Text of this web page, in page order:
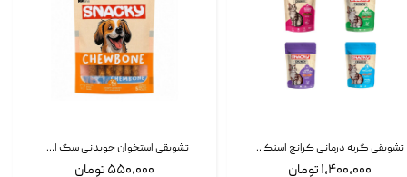
تشویقی استخوان جویدنی سگ اسنکی کرانچی با طعم مرغ Snacky Crunchy Munchy وزن 100 گرم
۵۵۰,۰۰۰ تومان
تشویقی گربه درمانی کرانچ اسنکی با طعم میکس Snacky Crunch Cat Treats وزن 60 گرم بسته 4 عددی
۱,۴۰۰,۰۰۰ تومان